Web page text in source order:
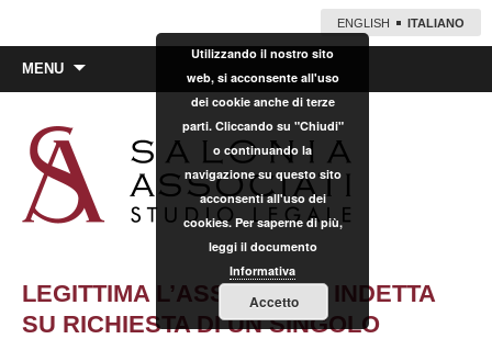
ENGLISH ITALIANO
MENU
LEGITTIMA L’ASSEMBLEA INDETTA
SU RICHIESTA DI UN SINGOLO
Utilizzando il nostro sito
web, si acconsente all'uso
dei cookie anche di terze
parti. Cliccando su "Chiudi"
o continuando la
navigazione su questo sito
acconsenti all'uso dei
cookies. Per saperne di più,
leggi il documento
Informativa
Accetto